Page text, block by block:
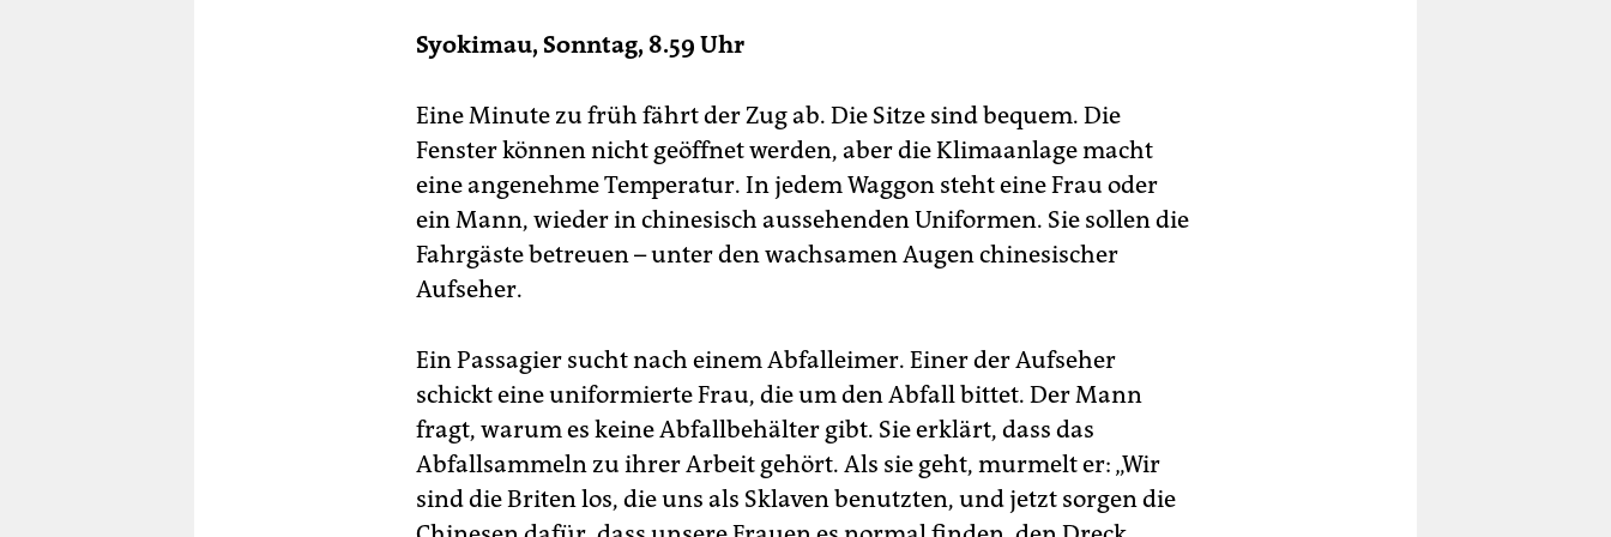
Syokimau, Sonntag, 8.59 Uhr
Eine Minute zu früh fährt der Zug ab. Die Sitze sind bequem. Die
Fenster können nicht geöffnet werden, aber die Klimaanlage macht
eine angenehme Temperatur. In jedem Waggon steht eine Frau oder
ein Mann, wieder in chinesisch aussehenden Uniformen. Sie sollen die
Fahrgäste betreuen – unter den wachsamen Augen chinesischer
Aufseher.
Ein Passagier sucht nach einem Abfalleimer. Einer der ­Aufseher
schickt eine uniformierte Frau, die um den Abfall bittet. Der Mann
fragt, warum es keine Abfallbehälter gibt. Sie erklärt, dass das
Abfallsammeln zu ihrer Arbeit gehört. Als sie geht, murmelt er: „Wir
sind die Briten los, die uns als ­Sklaven benutzten, und jetzt sorgen die